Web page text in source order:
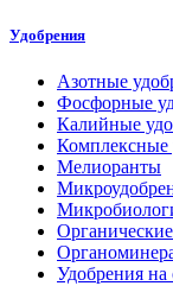
Удобрения
Азотные
Фосфорные
Калийные
Комплексные
Мелиоранты
Удобрения